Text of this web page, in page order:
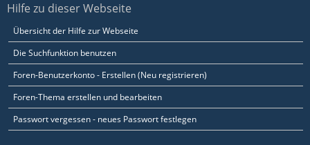
Hilfe zu dieser Webseite
Übersicht der Hilfe zur Webseite
Die Suchfunktion benutzen
Foren-Benutzerkonto - Erstellen (Neu registrieren)
Foren-Thema erstellen und bearbeiten
Passwort vergessen - neues Passwort festlegen